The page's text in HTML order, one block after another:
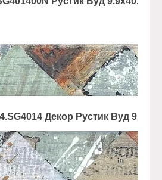
Декор Рустик Вуд